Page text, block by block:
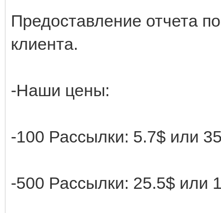
Предоставление отчета
клиента.
-Наши цены:
-100 Рассылки: 5.7$ или
-500 Рассылки: 25.5$ или